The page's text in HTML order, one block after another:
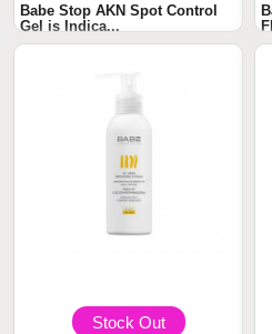
Babe Stop AKN Spot Control
Gel is Indica...
Stock Out